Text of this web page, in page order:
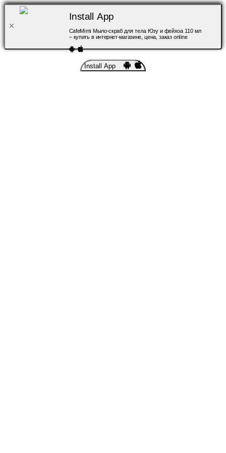
Install App
CafeMimi Мыло-скраб для тела Юзу и фейхоа 110 мл
– купить в интернет-магазине, цена, заказ online
Install App